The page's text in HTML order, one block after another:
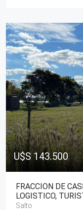
U$S 143.500
FRACCION DE
LOGISTICO,
Salto